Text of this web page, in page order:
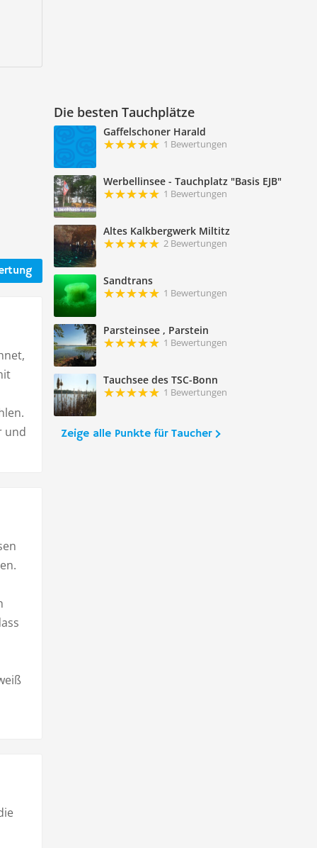
Die besten Tauchplätze
Gaffelschoner Harald
1 Bewertungen
Werbellinsee - Tauchplatz "Basis EJB"
1 Bewertungen
Altes Kalkbergwerk Miltitz
2 Bewertungen
Sandtrans
1 Bewertungen
Parsteinsee , Parstein
1 Bewertungen
Tauchsee des TSC-Bonn
1 Bewertungen
Zeige alle Punkte für Taucher
und